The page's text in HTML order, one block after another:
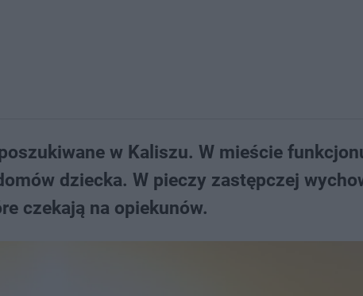
w Kaliszu. W mieście
dziecka. W pieczy zastępczej
czekają na opiekunów.